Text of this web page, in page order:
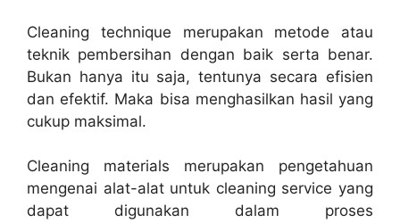
Cleaning technique merupakan metode atau
teknik pembersihan dengan baik serta benar.
Bukan hanya itu saja, tentunya secara efisien
dan efektif. Maka bisa menghasilkan hasil yang
cukup maksimal.
Cleaning materials merupakan pengetahuan
mengenai alat-alat untuk cleaning service yang
dapat digunakan dalam proses